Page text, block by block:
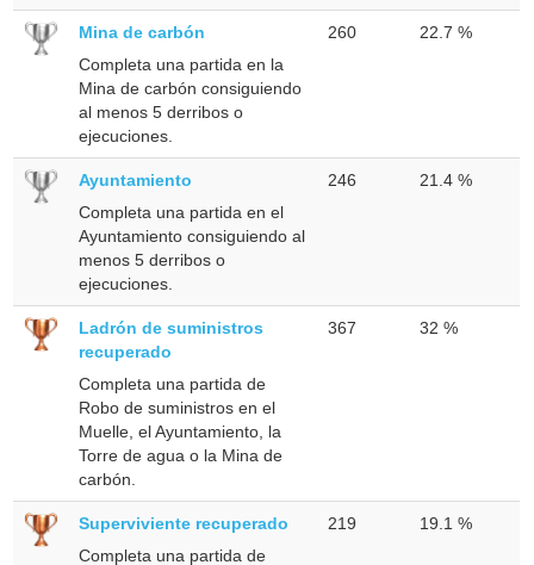
Mina de carbón
Completa una partida en la
Mina de carbón consiguiendo
al menos 5 derribos o
ejecuciones.
260 22.7 %
Ayuntamiento
Completa una partida en el
Ayuntamiento consiguiendo al
menos 5 derribos o
ejecuciones.
246 21.4 %
Ladrón de suministros
recuperado
Completa una partida de
Robo de suministros en el
Muelle, el Ayuntamiento, la
Torre de agua o la Mina de
carbón.
367 32 %
Superviviente recuperado
Completa una partida de
219 19.1 %